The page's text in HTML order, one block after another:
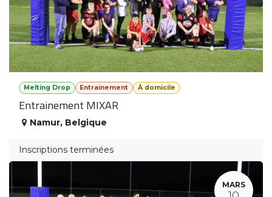
Melting Drop Entrainement À domicile
Entrainement MIXAR
Namur, Belgique
Inscriptions terminées
MARS